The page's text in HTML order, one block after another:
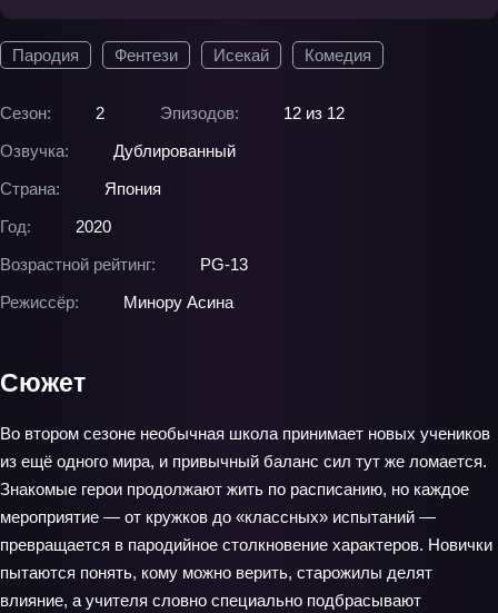
Пародия Фентези Исекай Комедия
Сезон: 2 Эпизодов:
12 из 12
Озвучка:
Дублированный
Страна:
Япония
Год:
2020
Возрастной рейтинг:
PG-13
Режиссёр:
Минору Асина
Сюжет
Во втором сезоне необычная школа принимает новых учеников
из ещё одного мира, и привычный баланс сил тут же ломается.
Знакомые герои продолжают жить по расписанию, но каждое
мероприятие — от кружков до «классных» испытаний —
превращается в пародийное столкновение характеров. Новички
пытаются понять, кому можно верить, старожилы делят
влияние, а учителя словно специально подбрасывают